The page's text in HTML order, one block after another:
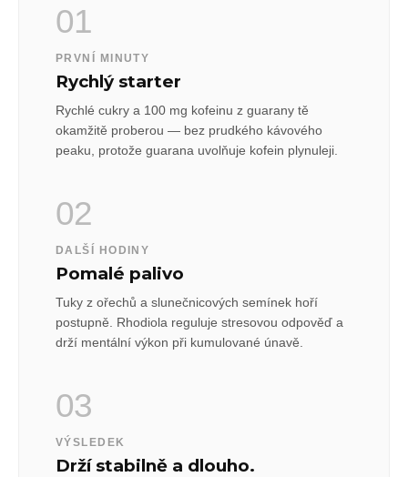
01
PRVNÍ MINUTY
Rychlý starter
Rychlé cukry a 100 mg kofeinu z guarany tě
okamžitě proberou — bez prudkého kávového
peaku, protože guarana uvolňuje kofein plynuleji.
02
DALŠÍ HODINY
Pomalé palivo
Tuky z ořechů a slunečnicových semínek hoří
postupně. Rhodiola reguluje stresovou odpověď a
drží mentální výkon při kumulované únavě.
03
VÝSLEDEK
Drží stabilně a dlouho.